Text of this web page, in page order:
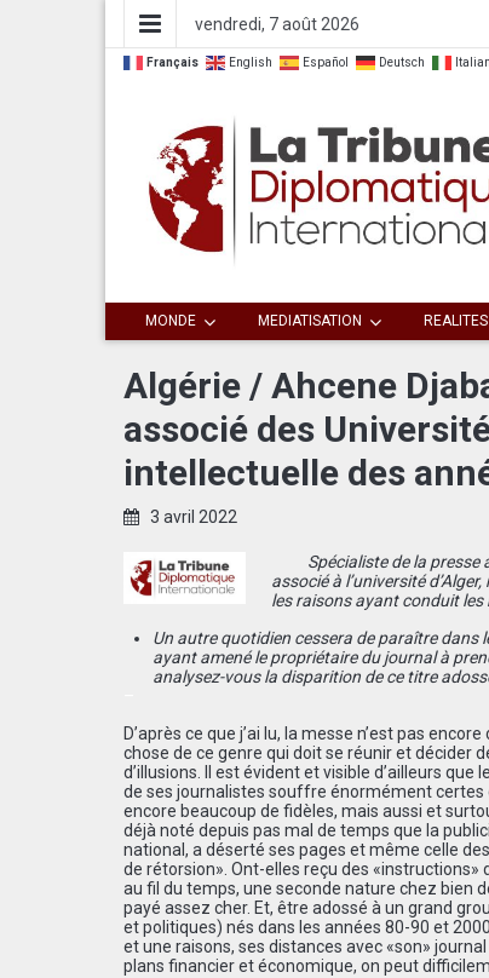
vendredi, 7 août 2026
Français English Español Deutsch
La Tribune
Diplomatique
Internationale
MONDE MEDIATISATION REALITES
Algérie / Ahcene
associé des
intellectuelle des
3 avril 2022
Spécialiste de la presse
associé à l’université
les raisons ayant conduit les
Un autre quotidien cessera de paraître dans
ayant amené le propriétaire du journal à
analysez-vous la disparition de ce titre
D’après ce que j’ai lu, la messe n’est pas
chose de ce genre qui doit se réunir et décider
d’illusions. Il est évident et visible d’ailleurs
de ses journalistes souffre énormément certes
encore beaucoup de fidèles, mais aussi et
déjà noté depuis pas mal de temps que la
national, a déserté ses pages et même celle
de rétorsion». Ont-elles reçu des «instructions»
au fil du temps, une seconde nature chez bien
payé assez cher. Et, être adossé à un grand
et politiques) nés dans les années 80-90 et
et une raisons, ses distances avec «son»
plans financier et économique, on peut